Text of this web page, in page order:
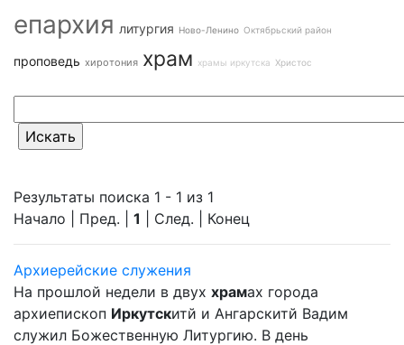
епархия литургия Ново-Ленино Октябрьский район
проповедь хиротония храм храмы иркутска Христос
Результаты поиска 1 - 1 из 1
Начало | Пред. | 1 | След. | Конец
Архиерейские служения
На прошлой недели в двух храмах города
архиепископ Иркутскитй и Ангарскитй Вадим
служил Божественную Литургию. В день